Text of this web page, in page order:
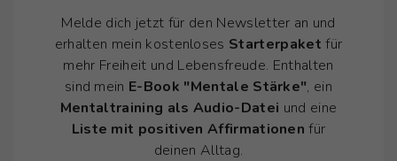
Melde dich jetzt für den Newsletter an und
erhalten mein kostenloses Starterpaket für
mehr Freiheit und Lebensfreude. Enthalten
sind mein E-Book "Mentale Stärke", ein
Mentaltraining als Audio-Datei und eine
Liste mit positiven Affirmationen für
deinen Alltag.